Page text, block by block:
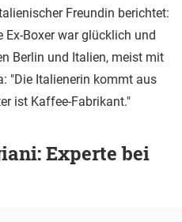
Freundin berichtet:
Ex-Boxer war glücklich und
Berlin und Italien, meist mit
"Die Italienerin kommt aus
ist Kaffee-Fabrikant."
Experte bei